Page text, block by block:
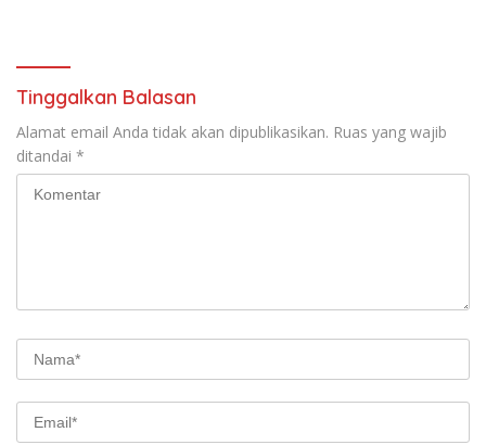
Tinggalkan Balasan
Alamat email Anda tidak akan dipublikasikan. Ruas yang wajib
ditandai *